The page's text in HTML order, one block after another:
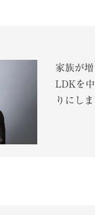
家族が
LDKを
りにしま